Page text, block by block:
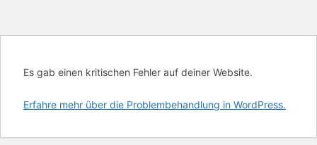
Es gab einen kritischen Fehler auf deiner Website.
Erfahre mehr über die Problembehandlung in WordPress.